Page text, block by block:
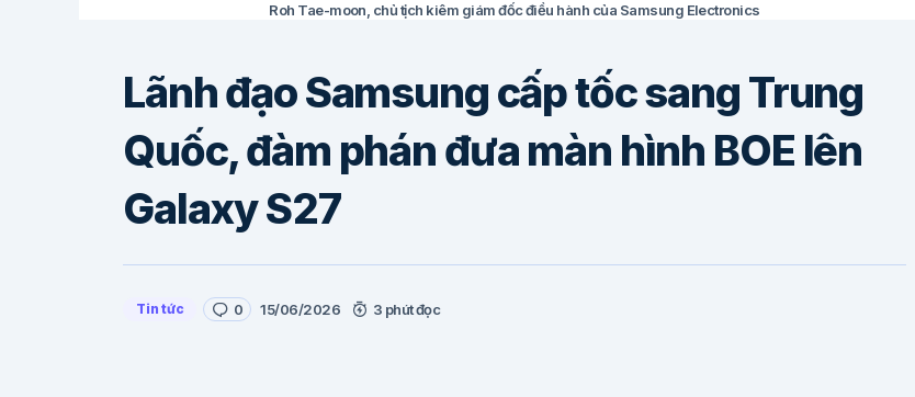
Roh Tae-moon, chủ tịch kiêm giám đốc điều hành của Samsung Electronics
Lãnh đạo Samsung cấp tốc sang Trung
Quốc, đàm phán đưa màn hình BOE lên
Galaxy S27
Tin tức 0 15/06/2026 3 phút đọc